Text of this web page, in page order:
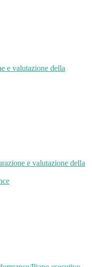
e valutazione della
e valutazione della